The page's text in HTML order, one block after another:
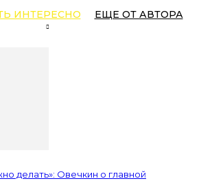
ИНТЕРЕСНО ЕЩЕ ОТ АВТОРА
делать»: Овечкин о главной